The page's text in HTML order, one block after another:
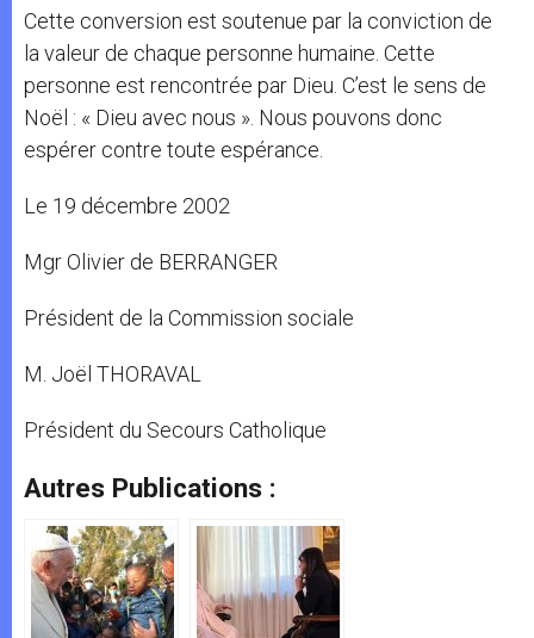
Cette conversion est soutenue par la conviction de
la valeur de chaque personne humaine. Cette
personne est rencontrée par Dieu. C’est le sens de
Noël : « Dieu avec nous ». Nous pouvons donc
espérer contre toute espérance.
Le 19 décembre 2002
Mgr Olivier de BERRANGER
Président de la Commission sociale
M. Joël THORAVAL
Président du Secours Catholique
Autres Publications :